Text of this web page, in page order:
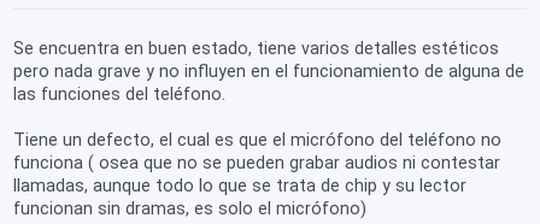
Se encuentra en buen estado, tiene varios detalles estéticos
pero nada grave y no influyen en el funcionamiento de alguna de
las funciones del teléfono.
Tiene un defecto, el cual es que el micrófono del teléfono no
funciona ( osea que no se pueden grabar audios ni contestar
llamadas, aunque todo lo que se trata de chip y su lector
funcionan sin dramas, es solo el micrófono)